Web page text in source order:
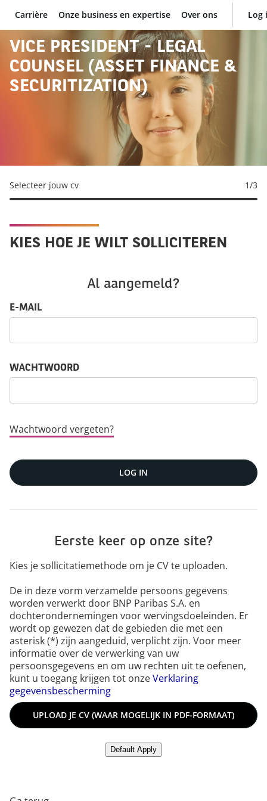
BNP Paribas
Carrière Onze business en expertise Over ons Log
VICE PRESIDENT - LEGAL
COUNSEL (ASSET FINANCE &
SECURITIZATION)
Selecteer jouw cv 1/3
KIES HOE JE WILT SOLLICITEREN
Al aangemeld?
Log in: gebruikersnaam en wachtwoord
E-MAIL
WACHTWOORD
Wachtwoord vergeten?
LOG IN
Eerste keer op onze site?
Kies je sollicitatiemethode om je CV te uploaden.
De in deze vorm verzamelde persoons gegevens
worden verwerkt door BNP Paribas S.A. en
dochterondernemingen voor wervingsdoeleinden. Er
wordt op gewezen dat de gebieden die met een
asterisk (*) zijn aangeduid, verplicht zijn. Voor meer
informatie over de verwerking van uw
persoonsgegevens en om uw rechten uit te oefenen,
kunt u toegang krijgen tot onzeVerklaring
gegevensbescherming
UPLOAD JE CV (WAAR MOGELIJK IN PDF-FORMAAT)
Upload je CV (waar mogelijk in PDF-formaat)
Default Apply
Upload jouw cv vanuit LinkedIn